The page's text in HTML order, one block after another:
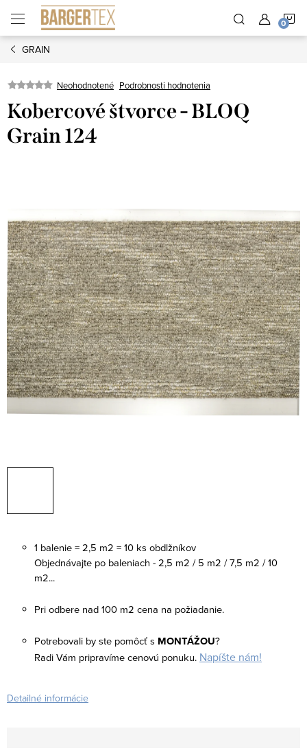
obsah
GRAIN
Neohodnotené Podrobnosti hodnotenia
Kobercové štvorce - BLOQ
Grain 124
1 balenie = 2,5 m2 = 10 ks obdlžníkov
Objednávajte po baleniach - 2,5 m2 / 5 m2 / 7,5 m2 / 10
m2...
Pri odbere nad 100 m2 cena na požiadanie.
Potrebovali by ste pomôcť s MONTÁŽOU?
Radi Vám pripravíme cenovú ponuku. Napíšte nám!
Detailné informácie